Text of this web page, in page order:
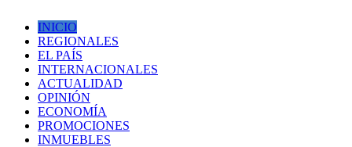
INICIO
REGIONALES
EL PAÍS
INTERNACIONALES
ACTUALIDAD
OPINIÓN
ECONOMÍA
PROMOCIONES
INMUEBLES